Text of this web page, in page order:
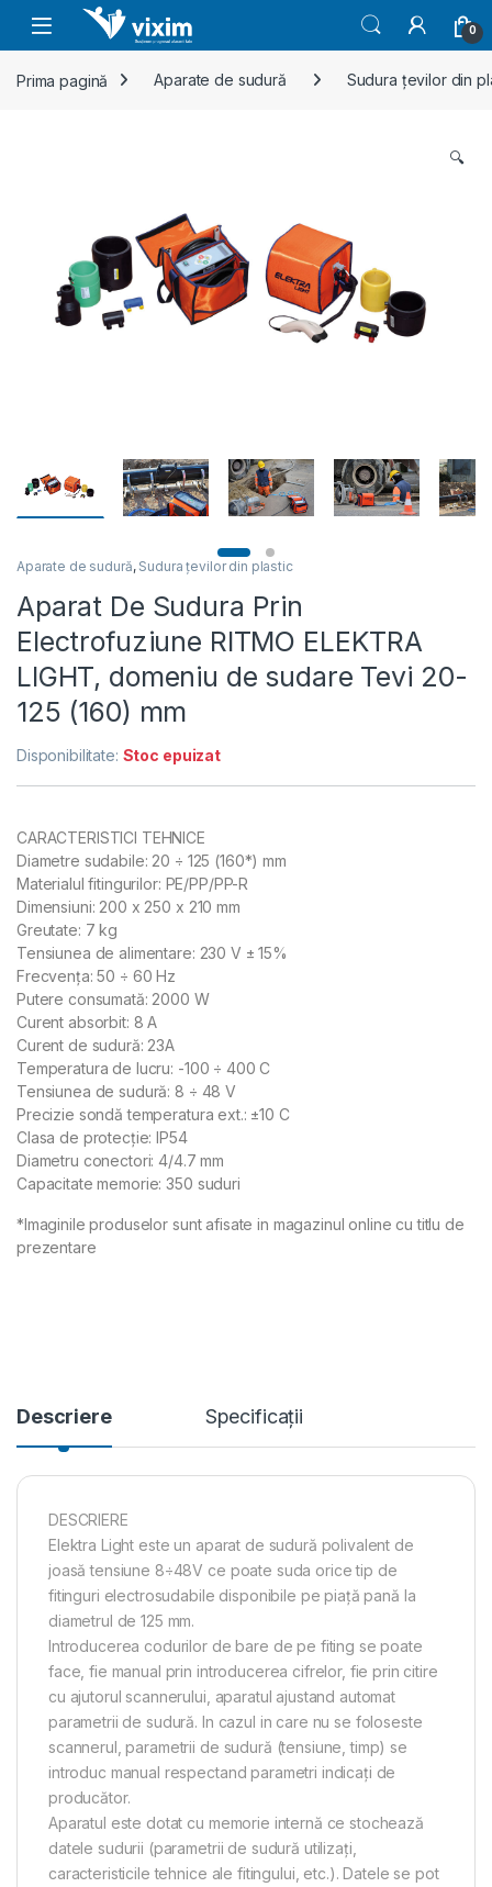
Skip to navigation
Skip to content
0
Prima pagină Aparate de sudură Sudura țevilor din
🔍
Aparate de sudură, Sudura țevilor din plastic
Aparat De Sudura Prin
Electrofuziune RITMO ELEKTRA
LIGHT, domeniu de sudare Tevi 20-
125 (160) mm
Disponibilitate: Stoc epuizat
CARACTERISTICI TEHNICE
Diametre sudabile: 20 ÷ 125 (160*) mm
Materialul fitingurilor: PE/PP/PP-R
Dimensiuni: 200 x 250 x 210 mm
Greutate: 7 kg
Tensiunea de alimentare: 230 V ± 15%
Frecvenţa: 50 ÷ 60 Hz
Putere consumată: 2000 W
Curent absorbit: 8 A
Curent de sudură: 23A
Temperatura de lucru: -100 ÷ 400 C
Tensiunea de sudură: 8 ÷ 48 V
Precizie sondă temperatura ext.: ±10 C
Clasa de protecţie: IP54
Diametru conectori: 4/4.7 mm
Capacitate memorie: 350 suduri
*Imaginile produselor sunt afisate in magazinul online cu titlu de
prezentare
Descriere Specificații
DESCRIERE
Elektra Light este un aparat de sudură polivalent de
joasă tensiune 8÷48V ce poate suda orice tip de
fitinguri electrosudabile disponibile pe piaţă pană la
diametrul de 125 mm.
Introducerea codurilor de bare de pe fiting se poate
face, fie manual prin introducerea cifrelor, fie prin citire
cu ajutorul scannerului, aparatul ajustand automat
parametrii de sudură. In cazul in care nu se foloseste
scannerul, parametrii de sudură (tensiune, timp) se
introduc manual respectand parametri indicaţi de
producător.
Aparatul este dotat cu memorie internă ce stochează
datele sudurii (parametrii de sudură utilizaţi,
caracteristicile tehnice ale fitingului, etc.). Datele se pot